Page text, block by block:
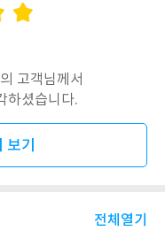
고객님께서
하셨습니다.
기
전체열기